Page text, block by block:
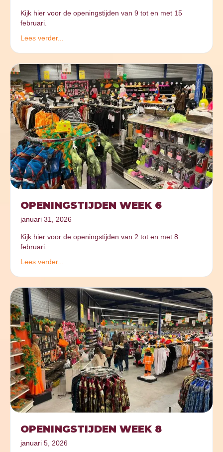
Kijk hier voor de openingstijden van 9 tot en met 15
februari.
Lees verder...
OPENINGSTIJDEN WEEK 6
januari 31, 2026
Kijk hier voor de openingstijden van 2 tot en met 8
februari.
Lees verder...
OPENINGSTIJDEN WEEK 8
januari 5, 2026